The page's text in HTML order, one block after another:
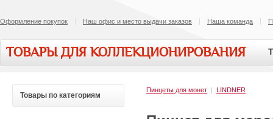
Оформление покупок Наш офис и место выдачи заказов Наша команда
ТОВАРЫ ДЛЯ КОЛЛЕКЦИОНИРОВАНИЯ
Пинцеты для монет | LINDNER
Товары по категориям